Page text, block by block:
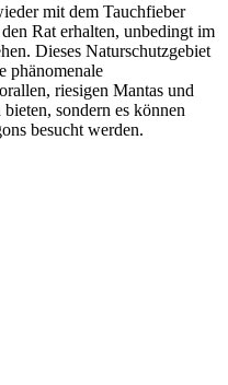
mit dem Tauchfieber
Rat erhalten, unbedingt im
Dieses Naturschutzgebiet
phänomenale
riesigen Mantas und
sondern es können
besucht werden.